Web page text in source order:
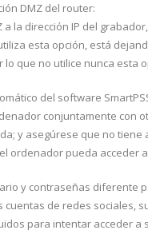
DMZ del router:
a la dirección IP del
esta opción, está
lo que no utilice nunca
del software
conjuntamente con
y asegúrese que no
ordenador pueda acceder
y contraseñas diferente
cuentas de redes sociales,
para intentar acceder